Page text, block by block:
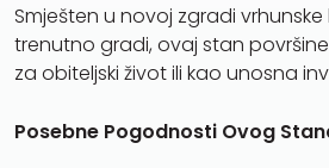
Smješten u novoj zgradi vrhunske
trenutno gradi, ovaj stan površine
za obiteljski život ili kao unosna
Posebne Pogodnosti Ovog